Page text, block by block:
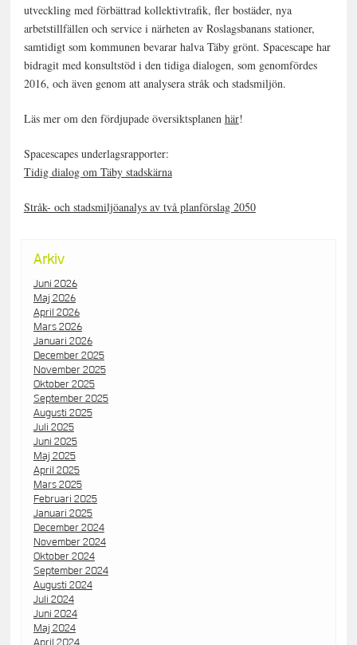
utveckling med förbättrad kollektivtrafik, fler bostäder, nya
arbetstillfällen och service i närheten av Roslagsbanans stationer,
samtidigt som kommunen bevarar halva Täby grönt. Spacescape har
bidragit med konsultstöd i den tidiga dialogen, som genomfördes
2016, och även genom att analysera stråk och stadsmiljön.
Läs mer om den fördjupade översiktsplanen här!
Spacescapes underlagsrapporter:
Tidig dialog om Täby stadskärna
Stråk- och stadsmiljöanalys av två planförslag 2050
Arkiv
Juni 2026
Maj 2026
April 2026
Mars 2026
Januari 2026
December 2025
November 2025
Oktober 2025
September 2025
Augusti 2025
Juli 2025
Juni 2025
Maj 2025
April 2025
Mars 2025
Februari 2025
Januari 2025
December 2024
November 2024
Oktober 2024
September 2024
Augusti 2024
Juli 2024
Juni 2024
Maj 2024